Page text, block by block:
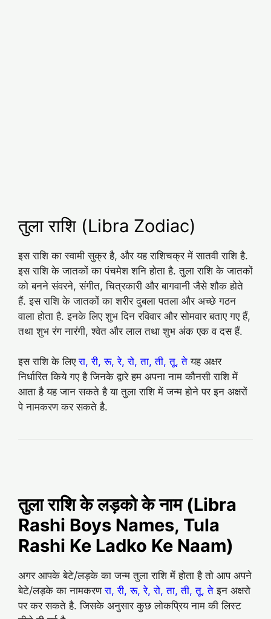
तुला राशि (Libra Zodiac)
इस राशि का स्वामी सुक्र है, और यह राशिचक्र में सातवी राशि है.
इस राशि के जातकों का पंचमेश शनि होता है. तुला राशि के जातकों
को बनने संवरने, संगीत, चित्रकारी और बागवानी जैसे शौक होते
हैं. इस राशि के जातकों का शरीर दुबला पतला और अच्‍छे गठन
वाला होता है. इनके लिए शुभ दिन रविवार और सोमवार बताए गए हैं,
तथा शुभ रंग नारंगी, श्‍वेत और लाल तथा शुभ अंक एक व दस हैं.
इस राशि के लिएरा, री, रू, रे, रो, ता, ती, तू, ते यह अक्षर
निर्धारित किये गए है जिनके द्वारे हम अपना नाम कौनसी राशि में
आता है यह जान सकते है या तुला राशि में जन्म होने पर इन अक्षरों
पे नामकरण कर सकते है.
तुला राशि के लड़को के नाम (Libra
Rashi Boys Names, Tula
Rashi Ke Ladko Ke Naam)
अगर आपके बेटे/लड़के का जन्म तुला राशि में होता है तो आप अपने
बेटे/लड़के का नामकरणरा, री, रू, रे, रो, ता, ती, तू, ते इन अक्षरो
पर कर सकते है. जिसके अनुसार कुछ लोकप्रिय नाम की लिस्ट